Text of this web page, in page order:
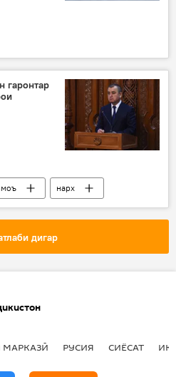
гаронтар
нарх
СҲШ
дигар
РУСИЯ СИЁСАТ